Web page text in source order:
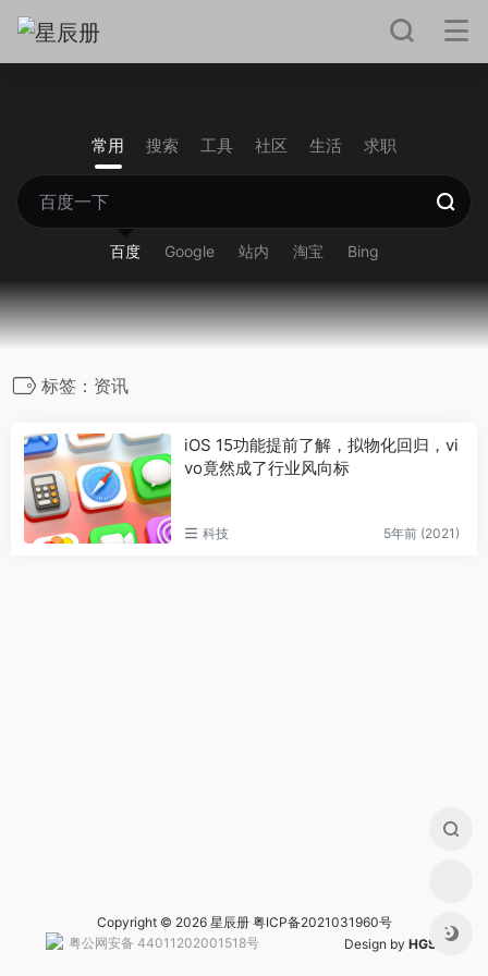
常用 搜索 工具 社区 生活 求职
百度 Google 站内 淘宝 Bing
标签：资讯
iOS 15功能提前了解，拟物化回归，vi
vo竟然成了行业风向标
科技 5年前 (2021)
Copyright © 2026 星辰册 粤ICP备2021031960号
粤公网安备 44011202001518号Design by HGS